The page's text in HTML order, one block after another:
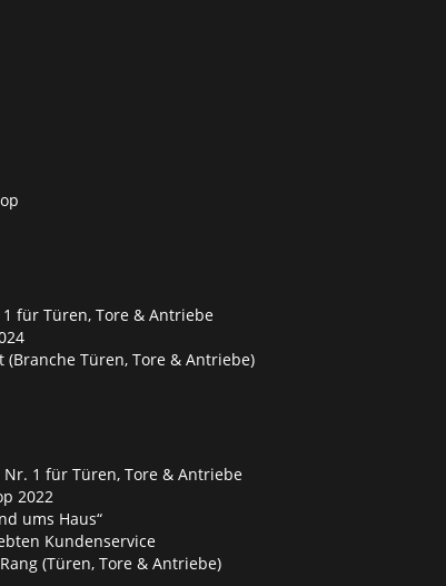
für Türen, Tore & Antriebe
(Branche Türen, Tore & Antriebe)
Nr. 1 für Türen, Tore & Antriebe
2022
ums Haus“
Kundenservice
(Türen, Tore & Antriebe)